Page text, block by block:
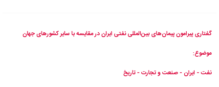
گفتاری پیرامون پیمان‌های بین‌المللی نفتی ایران در مقایسه با سایر کشورهای جهان
موضوع:
نفت - ایران - صنعت و تجارت - تاریخ